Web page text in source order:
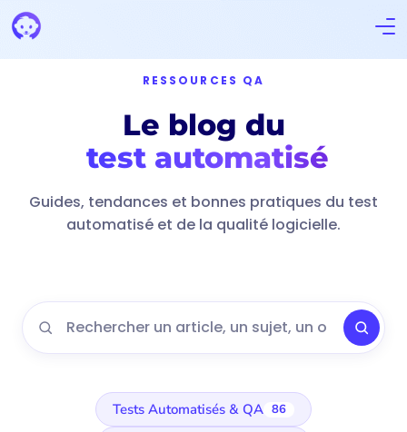
RESSOURCES QA
Le blog du
test automatisé
Guides, tendances et bonnes pratiques du test
automatisé et de la qualité logicielle.
Rechercher un article
Tests Automatisés & QA 86